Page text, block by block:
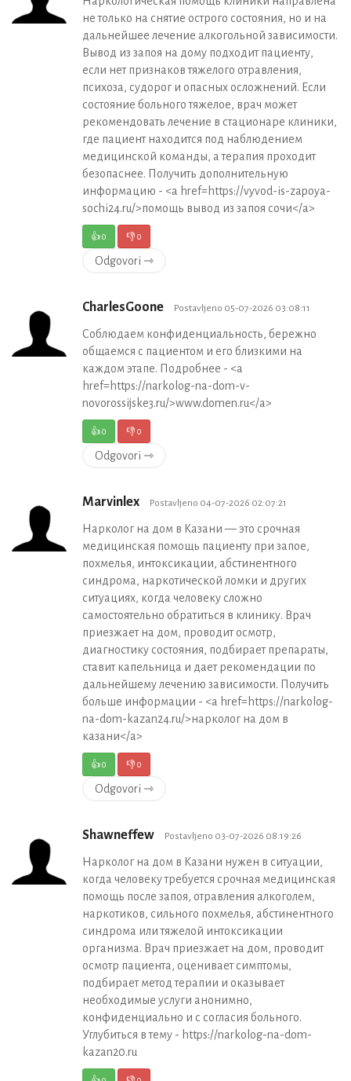
не только на снятие острого состояния, но и на
дальнейшее лечение алкогольной зависимости.
Вывод из запоя на дому подходит пациенту,
если нет признаков тяжелого отравления,
психоза, судорог и опасных осложнений. Если
состояние больного тяжелое, врач может
рекомендовать лечение в стационаре клиники,
где пациент находится под наблюдением
медицинской команды, а терапия проходит
безопаснее. Получить дополнительную
информацию - <a href=https://vyvod-is-zapoya-
sochi24.ru/>помощь вывод из запоя сочи</a>
👍0 👎0
Odgovori ⇾
CharlesGoone Postavljeno 05-07-2026 03:08:11
Соблюдаем конфиденциальность, бережно
общаемся с пациентом и его близкими на
каждом этапе. Подробнее - <a
href=https://narkolog-na-dom-v-
novorossijske3.ru/>www.domen.ru</a>
👍0 👎0
Odgovori ⇾
Marvinlex Postavljeno 04-07-2026 02:07:21
Нарколог на дом в Казани — это срочная
медицинская помощь пациенту при запое,
похмелья, интоксикации, абстинентного
синдрома, наркотической ломки и других
ситуациях, когда человеку сложно
самостоятельно обратиться в клинику. Врач
приезжает на дом, проводит осмотр,
диагностику состояния, подбирает препараты,
ставит капельница и дает рекомендации по
дальнейшему лечению зависимости. Получить
больше информации - <a href=https://narkolog-
na-dom-kazan24.ru/>нарколог на дом в
казани</a>
👍0 👎0
Odgovori ⇾
Shawneffew Postavljeno 03-07-2026 08:19:26
Нарколог на дом в Казани нужен в ситуации,
когда человеку требуется срочная медицинская
помощь после запоя, отравления алкоголем,
наркотиков, сильного похмелья, абстинентного
синдрома или тяжелой интоксикации
организма. Врач приезжает на дом, проводит
осмотр пациента, оценивает симптомы,
подбирает метод терапии и оказывает
необходимые услуги анонимно,
конфиденциально и с согласия больного.
Углубиться в тему - https://narkolog-na-dom-
kazan20.ru